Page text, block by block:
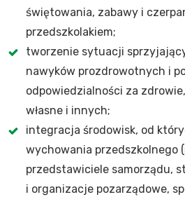
świętowania, zabawy i
przedszkolakiem;
tworzenie sytuacji
nawyków prozdrowotnych i
odpowiedzialności za
własne i innych;
integracja środowisk, od
wychowania przedszkolnego
przedstawiciele samorządu,
i organizacje pozarządowe,